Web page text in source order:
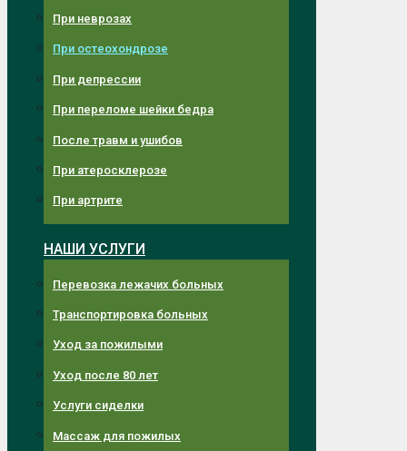
При неврозах
При остеохондрозе
При депрессии
При переломе шейки бедра
После травм и ушибов
При атеросклерозе
При артрите
НАШИ УСЛУГИ
Перевозка лежачих больных
Транспортировка больных
Уход за пожилыми
Уход после 80 лет
Услуги сиделки
Массаж для пожилых